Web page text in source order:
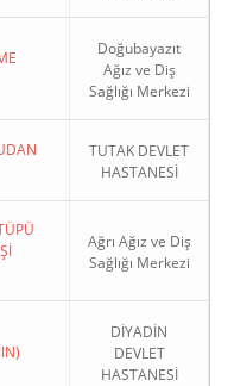
Doğubayazıt
Ağız ve Diş
Sağlığı Merkezi
TUTAK DEVLET
HASTANESİ
Ağrı Ağız ve Diş
Sağlığı Merkezi
DİYADİN
DEVLET
HASTANESİ